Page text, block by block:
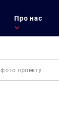
Про нас
фото проекту